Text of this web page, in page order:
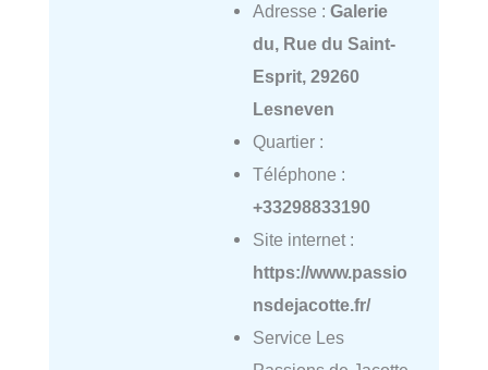
Adresse : Galerie
du, Rue du Saint-
Esprit, 29260
Lesneven
Quartier :
Téléphone :
+33298833190
Site internet :
https://www.passio
nsdejacotte.fr/
Service Les